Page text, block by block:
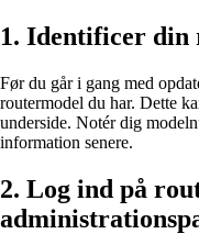
1. Identificer din
Før du går i gang med
routermodel du har. Dette
underside. Notér dig
information senere.
2. Log ind på